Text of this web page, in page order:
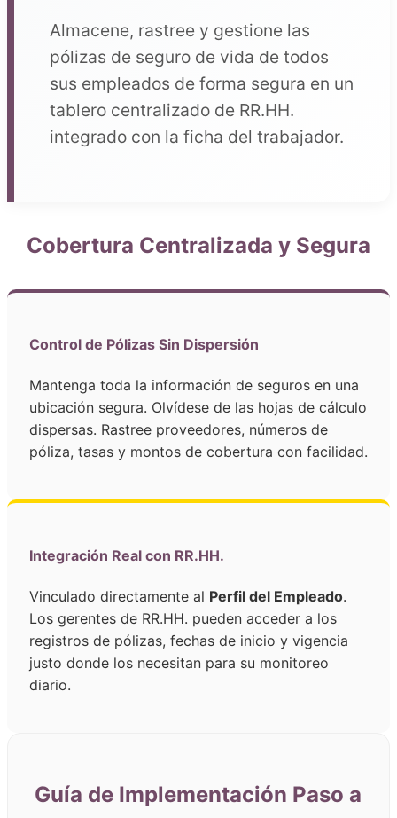
Almacene, rastree y gestione las
pólizas de seguro de vida de todos
sus empleados de forma segura en un
tablero centralizado de RR.HH.
integrado con la ficha del trabajador.
Cobertura Centralizada y Segura
Control de Pólizas Sin Dispersión
Mantenga toda la información de seguros en una
ubicación segura. Olvídese de las hojas de cálculo
dispersas. Rastree proveedores, números de
póliza, tasas y montos de cobertura con facilidad.
Integración Real con RR.HH.
Vinculado directamente al Perfil del Empleado.
Los gerentes de RR.HH. pueden acceder a los
registros de pólizas, fechas de inicio y vigencia
justo donde los necesitan para su monitoreo
diario.
Guía de Implementación Paso a